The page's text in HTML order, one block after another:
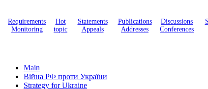
Requirements
Monitoring
Hot
topic
Statements
Appeals
Publications
Addresses
Discussions
Conferences
Main
Війна РФ проти України
Strategy for Ukraine